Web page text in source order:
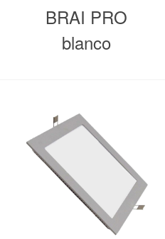
BRAI PRO
blanco